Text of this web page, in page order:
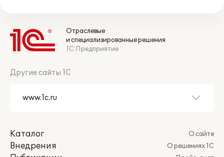
Отраслевые
и специализированные решения
1С:Предприятие
Другие сайты 1С
Каталог
Внедрения
О сайте
О решениях 1С